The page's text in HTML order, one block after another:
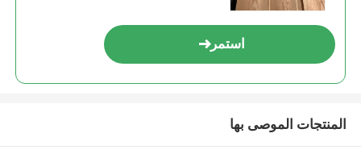
استمر
المنتجات الموصى بها